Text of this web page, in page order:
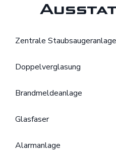
Zentrale Staubsaugeranlage
Doppelverglasung
Brandmeldeanlage
Glasfaser
Alarmanlage